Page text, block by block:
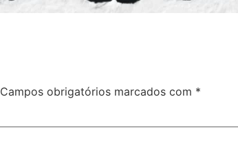
Campos obrigatórios marcados com *